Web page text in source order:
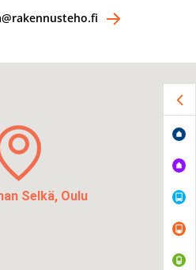
Selkä, Oulu